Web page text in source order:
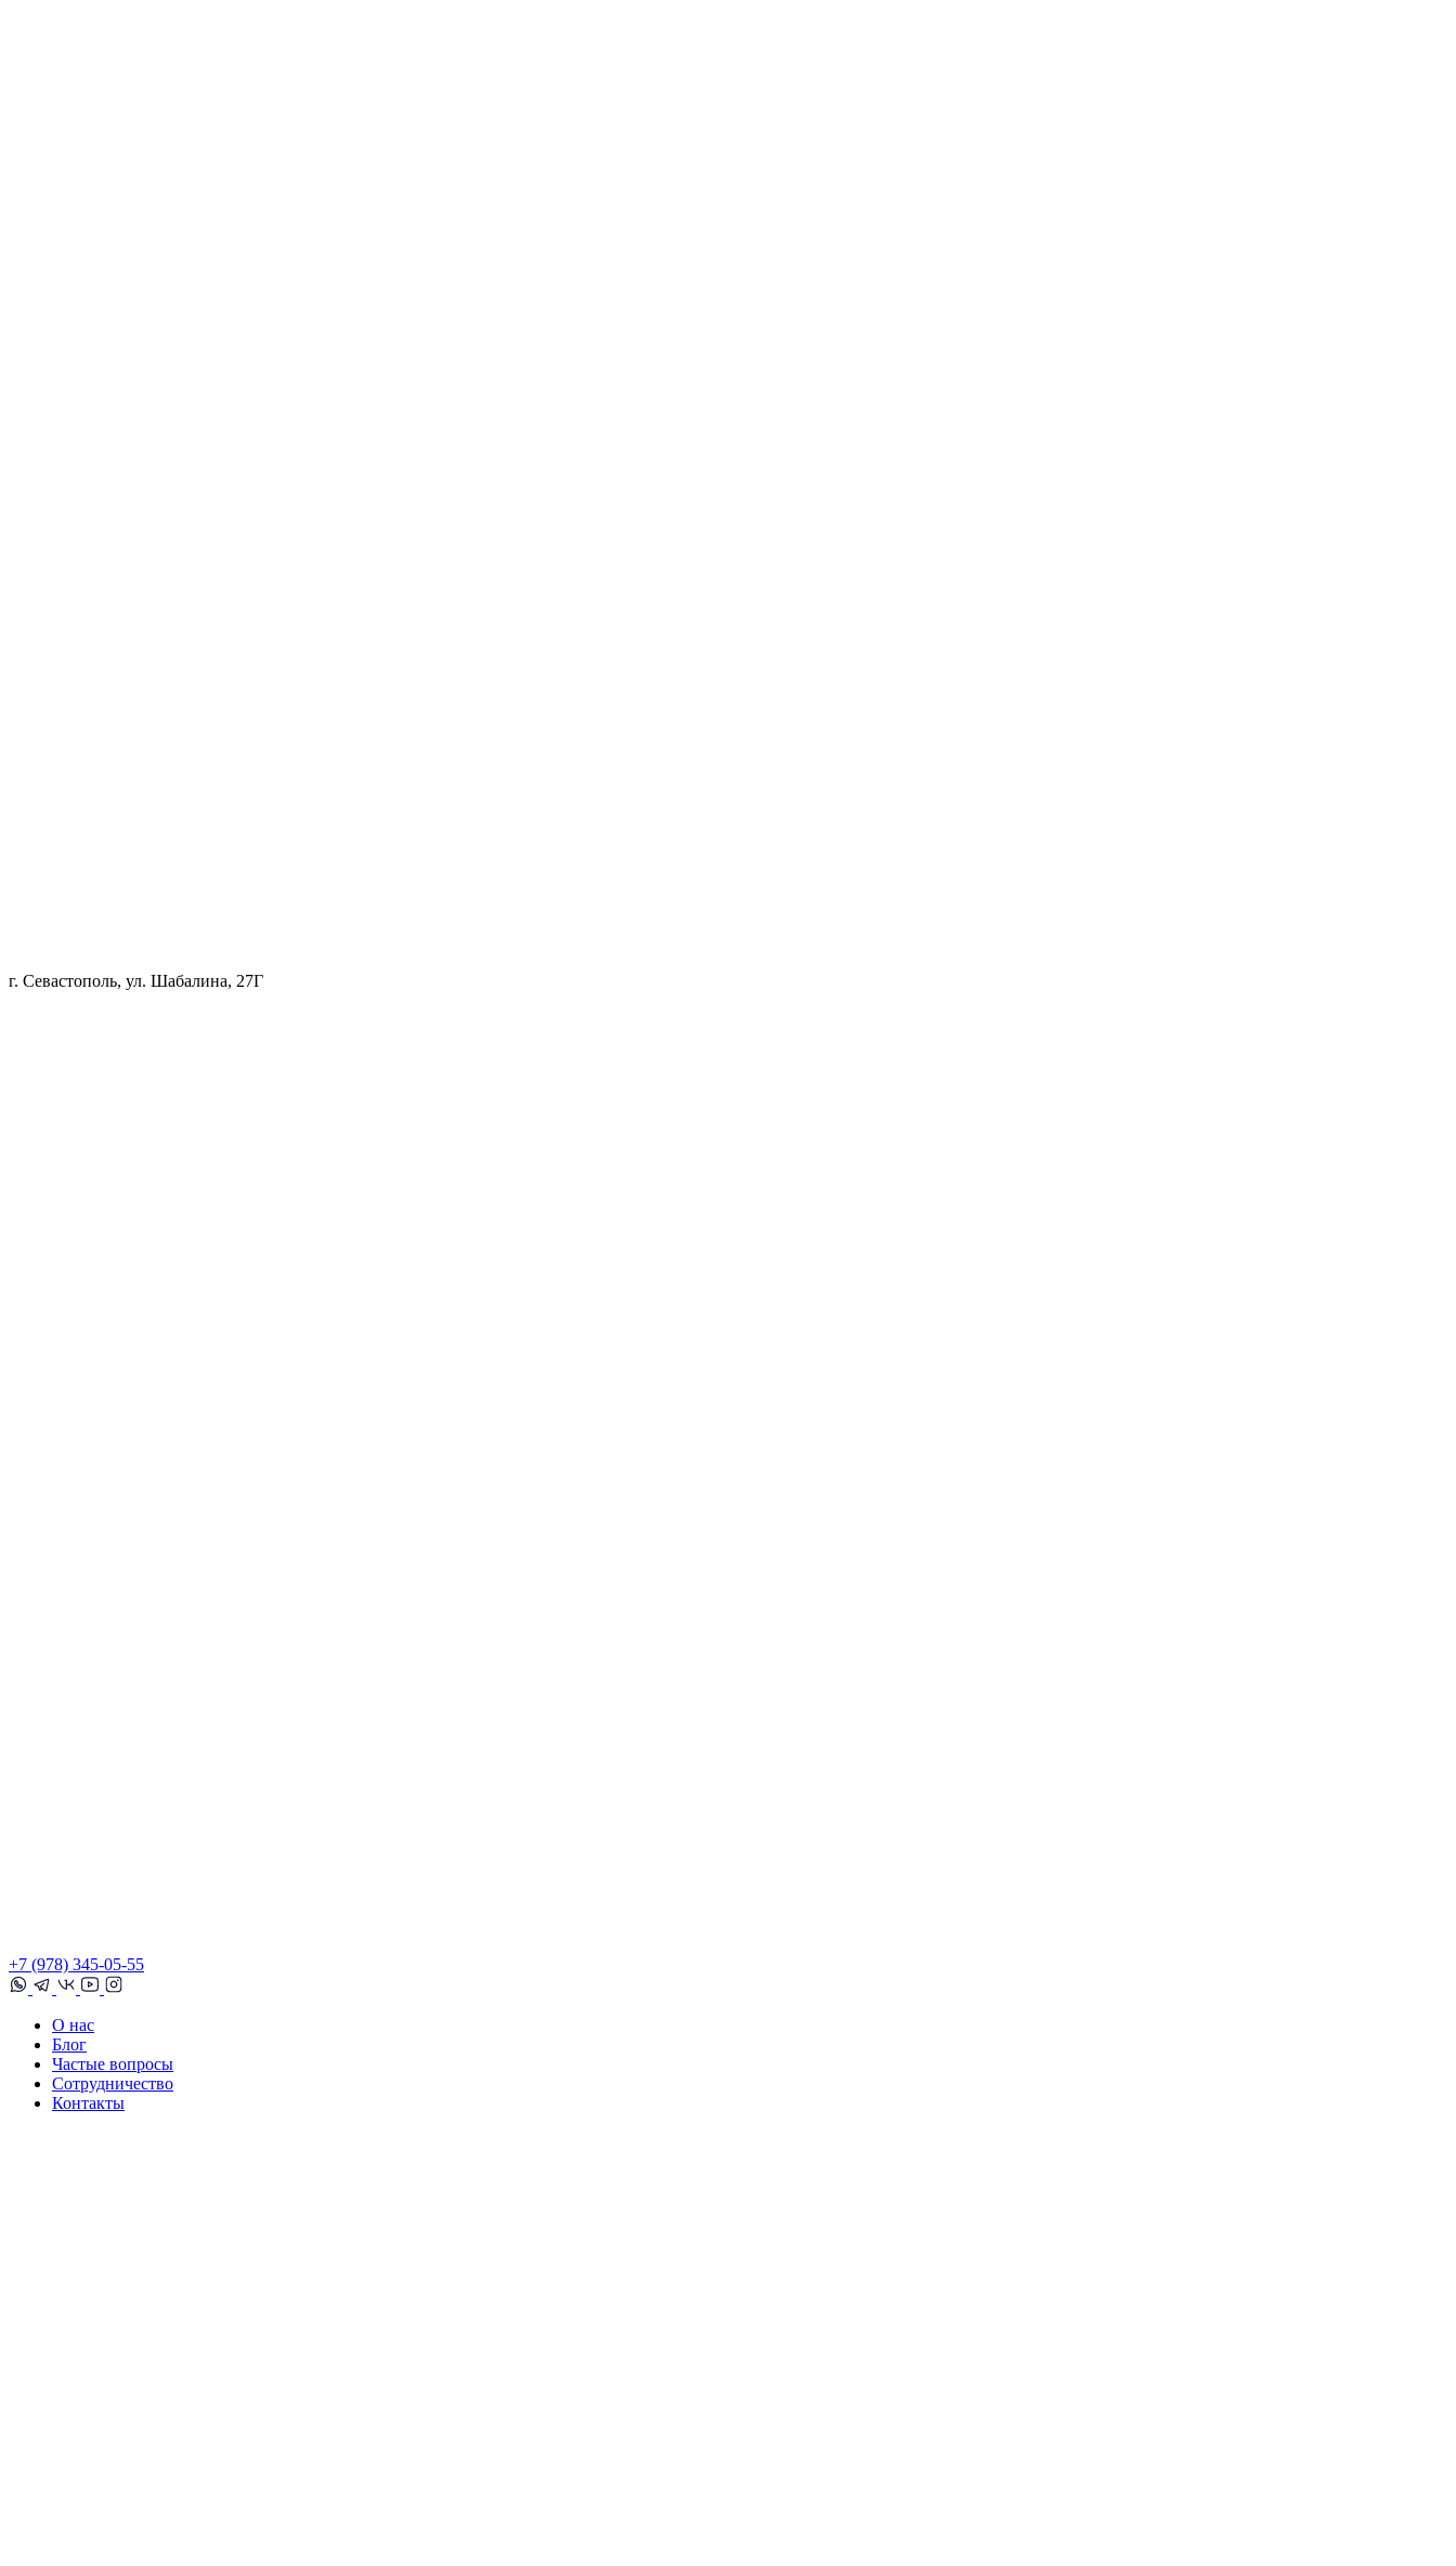
г. Севастополь, ул. Шабалина, 27Г
+7 (978) 345-05-55
О нас
Блог
Частые вопросы
Сотрудничество
Контакты